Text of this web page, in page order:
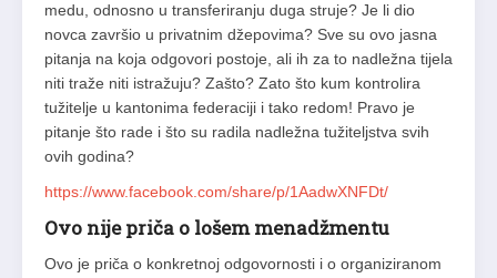
medu, odnosno u transferiranju duga struje? Je li dio
novca završio u privatnim džepovima? Sve su ovo jasna
pitanja na koja odgovori postoje, ali ih za to nadležna tijela
niti traže niti istražuju? Zašto? Zato što kum kontrolira
tužitelje u kantonima federaciji i tako redom! Pravo je
pitanje što rade i što su radila nadležna tužiteljstva svih
ovih godina?
https://www.facebook.com/share/p/1AadwXNFDt/
Ovo nije priča o lošem menadžmentu
Ovo je priča o konkretnoj odgovornosti i o organiziranom